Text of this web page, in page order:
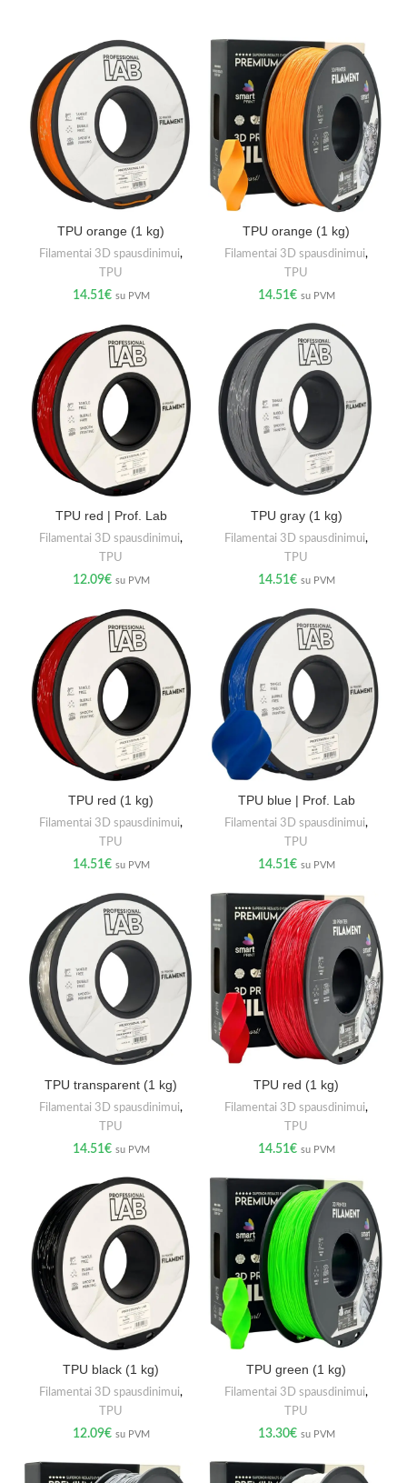
TPU orange (1 kg)
Filamentai 3D spausdinimui,
TPU
14.51€ su PVM
TPU orange (1 kg)
Filamentai 3D spausdinimui,
TPU
14.51€ su PVM
TPU red | Prof. Lab
Filamentai 3D spausdinimui,
TPU
12.09€ su PVM
TPU gray (1 kg)
Filamentai 3D spausdinimui,
TPU
14.51€ su PVM
TPU red (1 kg)
Filamentai 3D spausdinimui,
TPU
14.51€ su PVM
TPU blue | Prof. Lab
Filamentai 3D spausdinimui,
TPU
14.51€ su PVM
TPU transparent (1 kg)
Filamentai 3D spausdinimui,
TPU
14.51€ su PVM
TPU red (1 kg)
Filamentai 3D spausdinimui,
TPU
14.51€ su PVM
TPU black (1 kg)
Filamentai 3D spausdinimui,
TPU
12.09€ su PVM
TPU green (1 kg)
Filamentai 3D spausdinimui,
TPU
13.30€ su PVM